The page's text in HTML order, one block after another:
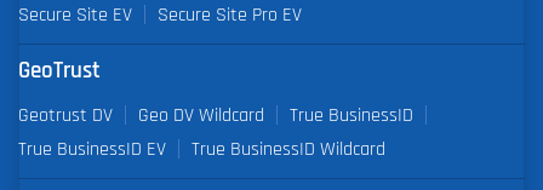
Secure Site EV
Secure Site Pro EV
GeoTrust
Geotrust DV Geo DV Wildcard
True BusinessID
True BusinessID EV
True BusinessID Wildcard